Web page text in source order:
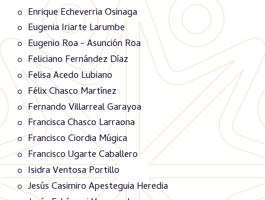
Enrique Echeverria Osinaga
Eugenia Iriarte Larumbe
Eugenio Roa - Asunción Roa
Feliciano Fernández Díaz
Felisa Acedo Lubiano
Félix Chasco Martínez
Fernando Villarreal Garayoa
Francisca Chasco Larraona
Francisco Ciordia Múgica
Francisco Ugarte Caballero
Isidra Ventosa Portillo
Jesús Casimiro Apesteguia Heredia